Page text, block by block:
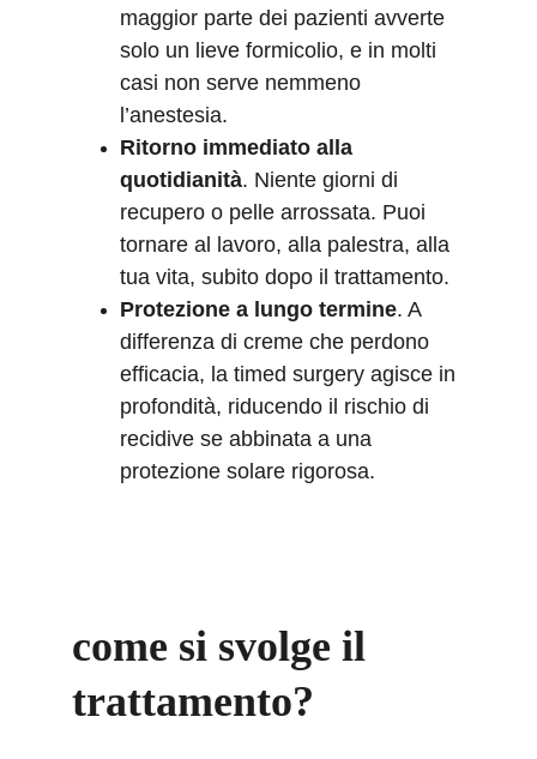
maggior parte dei pazienti avverte
solo un lieve formicolio, e in molti
casi non serve nemmeno
l’anestesia.
Ritorno immediato alla
quotidianità. Niente giorni di
recupero o pelle arrossata. Puoi
tornare al lavoro, alla palestra, alla
tua vita, subito dopo il trattamento.
Protezione a lungo termine. A
differenza di creme che perdono
efficacia, la timed surgery agisce in
profondità, riducendo il rischio di
recidive se abbinata a una
protezione solare rigorosa.
come si svolge il
trattamento?